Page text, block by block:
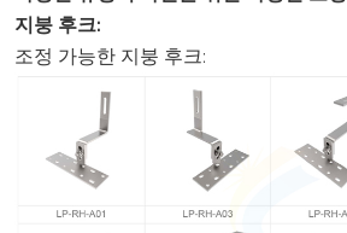
지붕 후크:
조정 가능한 지붕 후크: